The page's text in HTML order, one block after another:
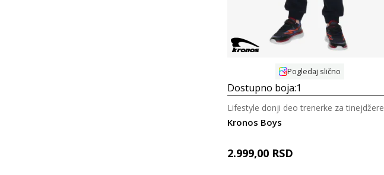
Pogledaj slično
Dostupno boja:1
Kronos Boys
Lifestyle donji deo trenerke za tinejdžere
2.999,00 RSD